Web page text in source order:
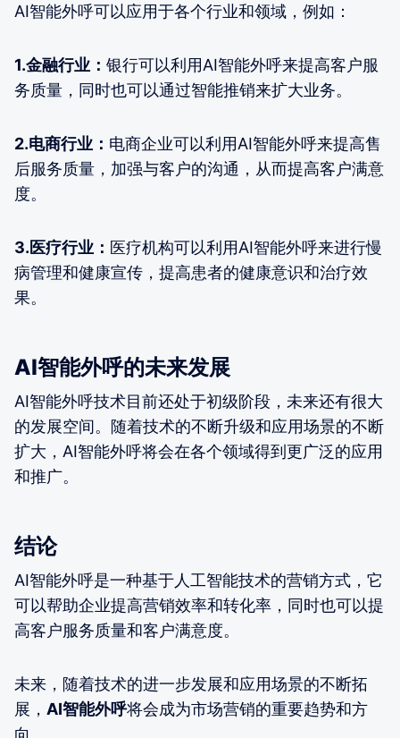
AI智能外呼可以应用于各个行业和领域，例如：
1.金融行业： 银行可以利用AI智能外呼来提高客户服
务质量，同时也可以通过智能推销来扩大业务。
2.电商行业： 电商企业可以利用AI智能外呼来提高售
后服务质量，加强与客户的沟通，从而提高客户满意
度。
3.医疗行业： 医疗机构可以利用AI智能外呼来进行慢
病管理和健康宣传，提高患者的健康意识和治疗效
果。
AI智能外呼的未来发展
AI智能外呼技术目前还处于初级阶段，未来还有很大
的发展空间。随着技术的不断升级和应用场景的不断
扩大，AI智能外呼将会在各个领域得到更广泛的应用
和推广。
结论
AI智能外呼是一种基于人工智能技术的营销方式，它
可以帮助企业提高营销效率和转化率，同时也可以提
高客户服务质量和客户满意度。
未来，随着技术的进一步发展和应用场景的不断拓
展， AI智能外呼将会成为市场营销的重要趋势和方
向。